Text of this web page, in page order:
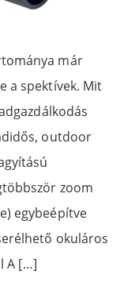
már
a spektívek. Mit
outdoor
zoom
egybeépítve
okuláros
A […]